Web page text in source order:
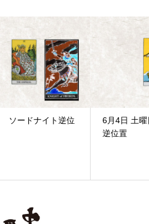
6月4日 土曜日 ソードナイト